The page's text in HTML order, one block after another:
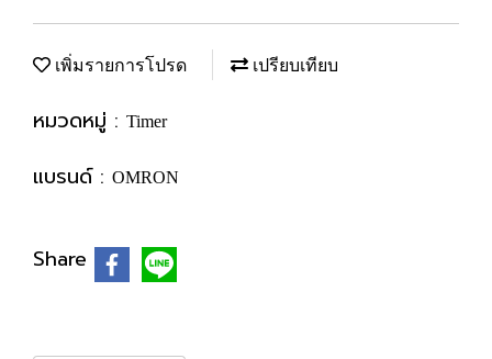
เพิ่มรายการโปรด เปรียบเทียบ
หมวดหมู่ : Timer
แบรนด์ : OMRON
Share